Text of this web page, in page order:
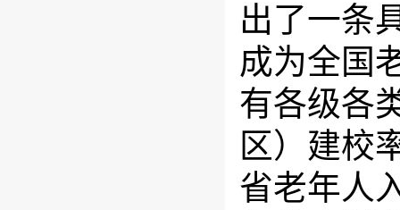
出了一条
成为全国
有各级各
区）建校
省老年人